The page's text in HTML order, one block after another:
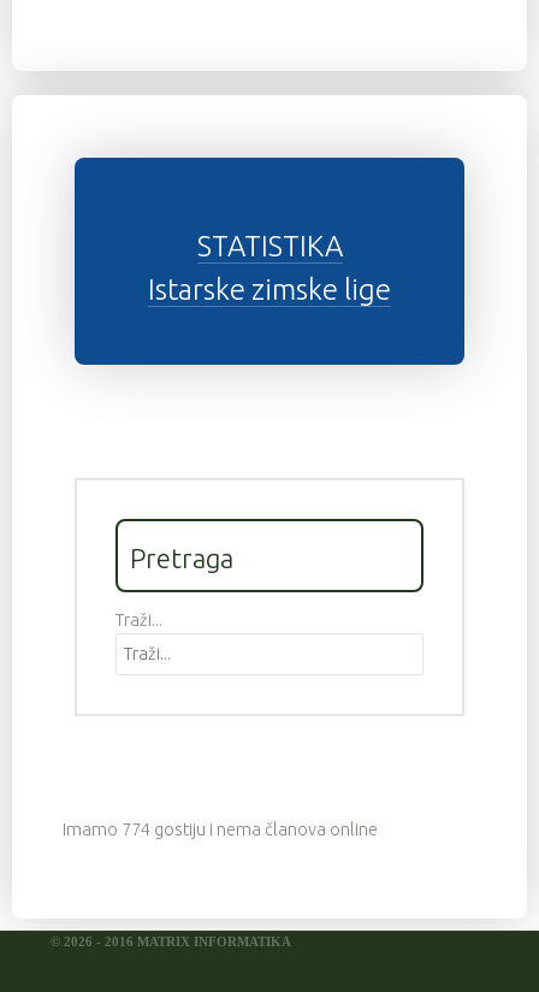
STATISTIKA
Istarske zimske lige
Pretraga
Traži...
Imamo 774 gostiju i nema članova online
© 2026 - 2016 MATRIX INFORMATIKA